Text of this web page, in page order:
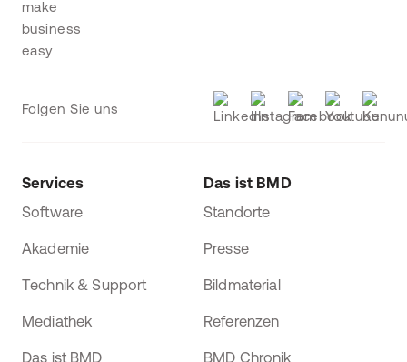
Folgen Sie uns
Services
Software
Akademie
Technik & Support
Mediathek
Das ist BMD
Das ist BMD
Standorte
Presse
Bildmaterial
Referenzen
BMD Chronik